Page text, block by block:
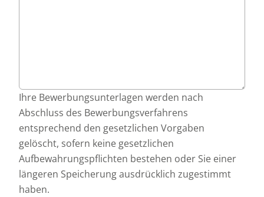
Ihre Bewerbungsunterlagen werden nach
Abschluss des Bewerbungsverfahrens
entsprechend den gesetzlichen Vorgaben
gelöscht, sofern keine gesetzlichen
Aufbewahrungspflichten bestehen oder Sie einer
längeren Speicherung ausdrücklich zugestimmt
haben.